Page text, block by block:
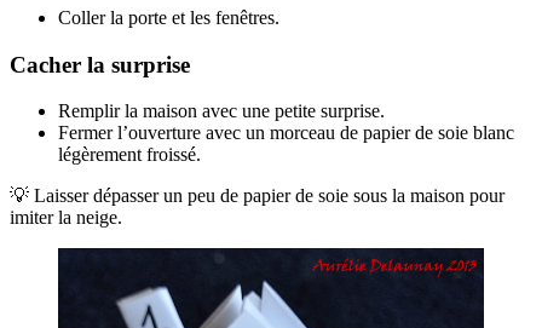
Coller la porte et les fenêtres.
Cacher la surprise
Remplir la maison avec une petite surprise.
Fermer l’ouverture avec un morceau de papier de soie blanc
légèrement froissé.
💡 Laisser dépasser un peu de papier de soie sous la maison pour
imiter la neige.